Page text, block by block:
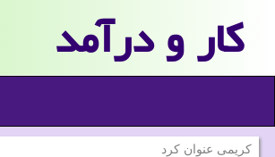
كار و درآمد
كریمی عنوان كرد